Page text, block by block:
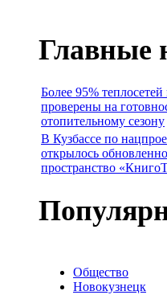
Главные
Более 95% теплосетей
проверены на
отопительному сезону
В Кузбассе по
открылось
пространство
Общество
Новокузнецк